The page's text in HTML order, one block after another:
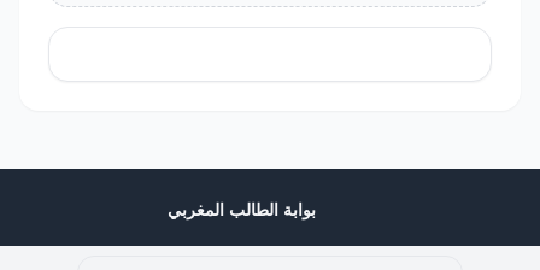
بوابة الطالب المغربي